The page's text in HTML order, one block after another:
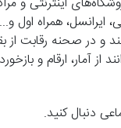
ایرانسل، همراه
صحنه رقابت از
آمار، ارقام و
دنبال کنید.